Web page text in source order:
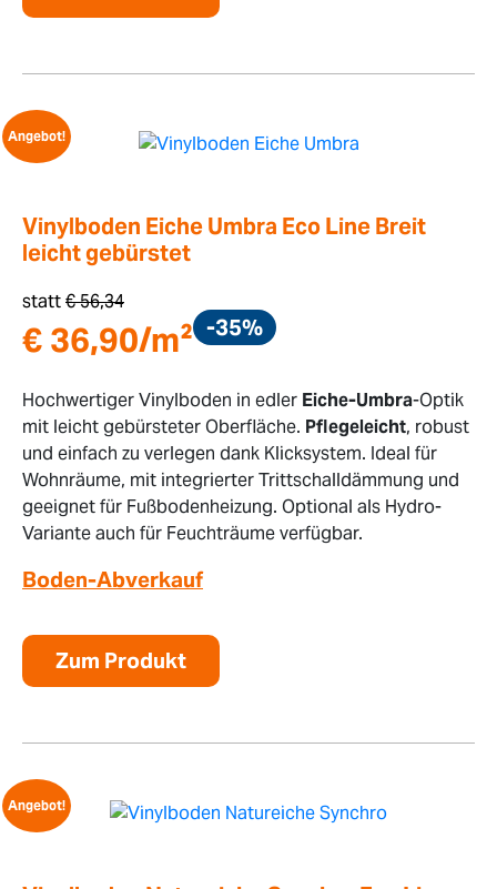
Angebot!
Vinylboden Eiche Umbra Eco Line Breit
leicht gebürstet
statt€56,34
€ 36,90/m² -35%
Hochwertiger Vinylboden in edler Eiche-Umbra-Optik
mit leicht gebürsteter Oberfläche. Pflegeleicht, robust
und einfach zu verlegen dank Klicksystem. Ideal für
Wohnräume, mit integrierter Trittschalldämmung und
geeignet für Fußbodenheizung. Optional als Hydro-
Variante auch für Feuchträume verfügbar.
Boden-Abverkauf
Zum Produkt
Angebot!